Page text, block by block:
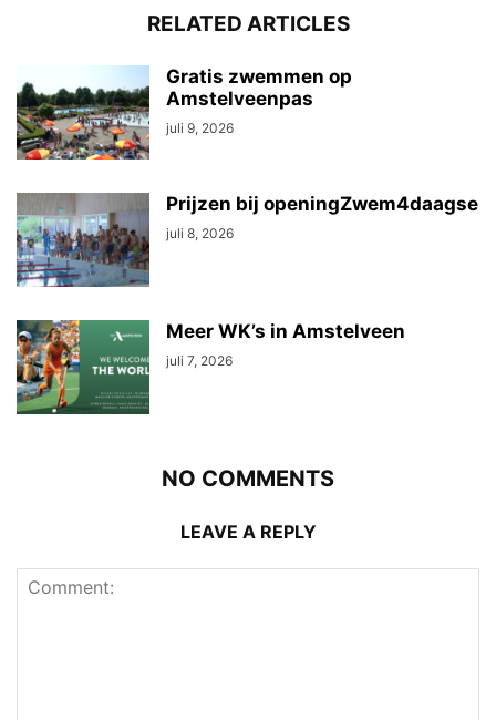
RELATED ARTICLES
Gratis zwemmen op
Amstelveenpas
juli 9, 2026
Prijzen bij openingZwem4daagse
juli 8, 2026
Meer WK’s in Amstelveen
juli 7, 2026
NO COMMENTS
LEAVE A REPLY